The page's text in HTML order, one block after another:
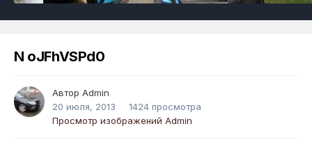
N oJFhVSPd0
Автор Admin
20 июля, 2013
1424 просмотра
Просмотр изображений Admin